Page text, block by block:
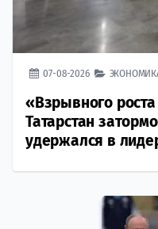
07-08-2026
«Взрывного
Татарстан
удержался в